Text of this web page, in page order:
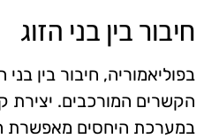
חיבור בין בני הזוג
בפוליאמוריה, חיבור בין
הקשרים המורכבים.
במערכת היחסים מאפשרת